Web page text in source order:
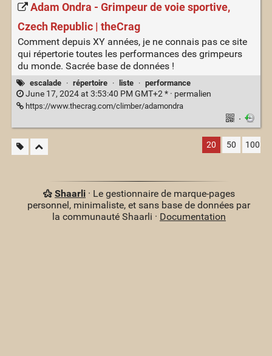
Adam Ondra - Grimpeur de voie sportive,
Czech Republic | theCrag
Comment depuis XY années, je ne connais pas ce site
qui répertorie toutes les performances des grimpeurs
du monde. Sacrée base de données !
escalade · répertoire · liste · performance
June 17, 2024 at 3:53:40 PM GMT+2 * · permalien
https://www.thecrag.com/climber/adamondra
·
20 50 100
Shaarli· Le gestionnaire de marque-pages
personnel, minimaliste, et sans base de données par
la communauté Shaarli · Documentation